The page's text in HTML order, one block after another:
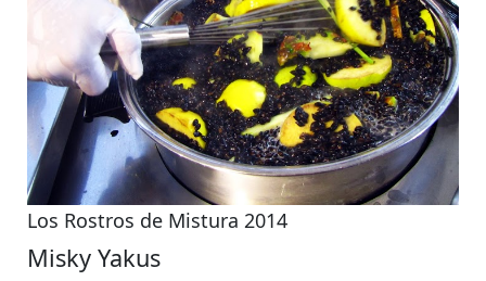
Los Rostros de Mistura 2014
Misky Yakus